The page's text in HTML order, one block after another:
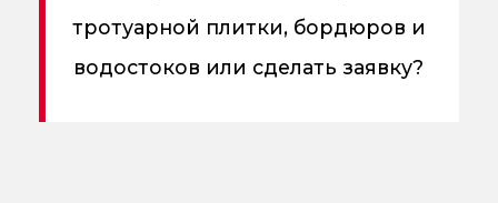
тротуарной плитки, бордюров и
водостоков или сделать заявку?